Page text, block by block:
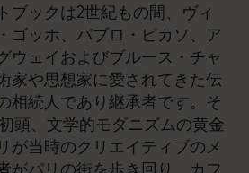
ブックは2世紀もの間、ヴィ
ゴッホ、パブロ・ピカソ、ア
ウェイおよびブルース・チャ
家や思想家に愛されてきた伝
相続人であり継承者です。そ
頭、文学的モダニズムの黄金
が当時のクリエイティブのメ